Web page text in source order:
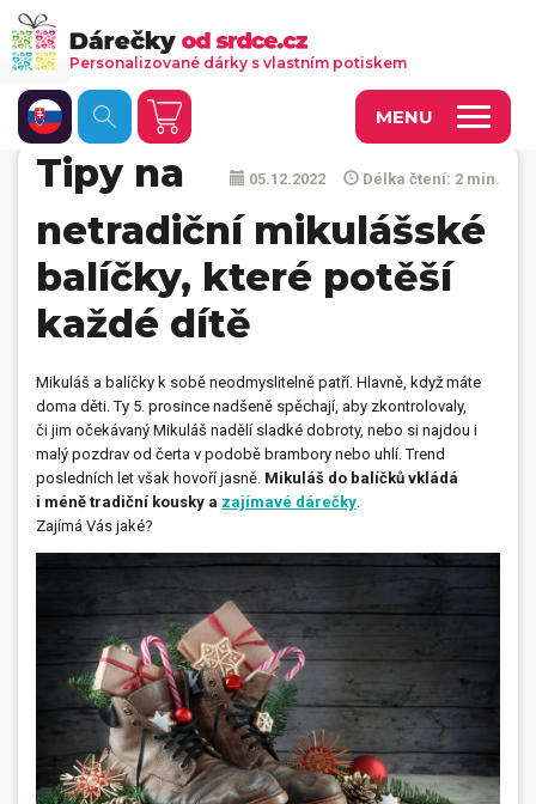
MENU
Fotoobrazy a dekorace
Kalendáře s vlastními fotkami
Trička a oděvy
Personalizované hry
Hrnečky a keramika
Doplňky do kanceláře, domácnosti, auta
Přívěsky, dog tagy, odznaky
Tašky, vaky, ruksaky
Dárečky
PO-PÁ 8:00 - 16:00
+420 516 770 521 eshop@faxcopy.cz
Úvod Produkty
Novinky Blog
Personalizované dárky s vlastním potiskem
05.12.2022 Délka čtení: 2 min.
Tipy na
netradiční mikulášské
balíčky, které potěší
každé dítě
Mikuláš a balíčky k sobě neodmyslitelně patří. Hlavně, když máte
doma děti. Ty 5. prosince nadšeně spěchají, aby zkontrolovaly,
či jim očekávaný Mikuláš nadělí sladké dobroty, nebo si najdou i
malý pozdrav od čerta v podobě brambory nebo uhlí. Trend
posledních let však hovoří jasně. Mikuláš do balíčků vkládá
i méně tradiční kousky a zajímavé dárečky.
Zajímá Vás jaké?